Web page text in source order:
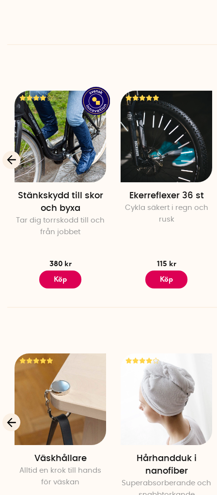
Stänkskydd till skor
och byxa
Tar dig torrskodd till och
från jobbet
380 kr
Köp
Ekerreflexer 36 st
Cykla säkert i regn och
rusk
115 kr
Köp
Väskhållare
Alltid en krok till hands
för väskan
Hårhandduk i
nanofiber
Superabsorberande och